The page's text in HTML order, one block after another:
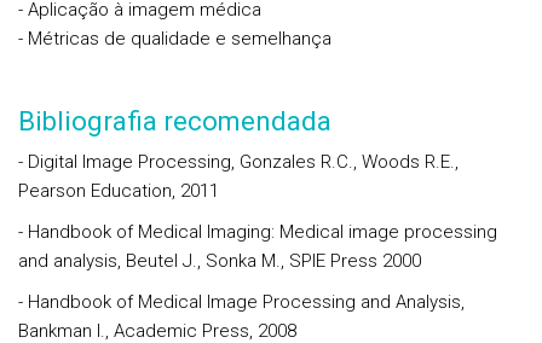
- Aplicação à imagem médica
- Métricas de qualidade e semelhança
Bibliografia recomendada
- Digital Image Processing, Gonzales R.C., Woods R.E.,
Pearson Education, 2011
- Handbook of Medical Imaging: Medical image processing
and analysis, Beutel J., Sonka M., SPIE Press 2000
- Handbook of Medical Image Processing and Analysis,
Bankman I., Academic Press, 2008